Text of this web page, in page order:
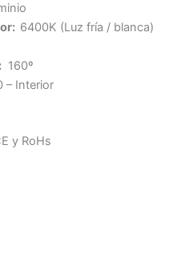
6400K (Luz fría / blanca)
160º
Interior
y RoHs